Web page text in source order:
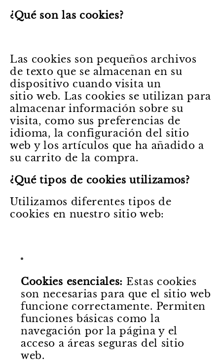
¿Qué son las cookies?
Las cookies son pequeños archivos
de texto que se almacenan en su
dispositivo cuando visita un
sitio web. Las cookies se utilizan para
almacenar información sobre su
visita, como sus preferencias de
idioma, la configuración del sitio
web y los artículos que ha añadido a
su carrito de la compra.
¿Qué tipos de cookies utilizamos?
Utilizamos diferentes tipos de
cookies en nuestro sitio web:
Cookies esenciales: Estas cookies
son necesarias para que el sitio web
funcione correctamente. Permiten
funciones básicas como la
navegación por la página y el
acceso a áreas seguras del sitio
web.